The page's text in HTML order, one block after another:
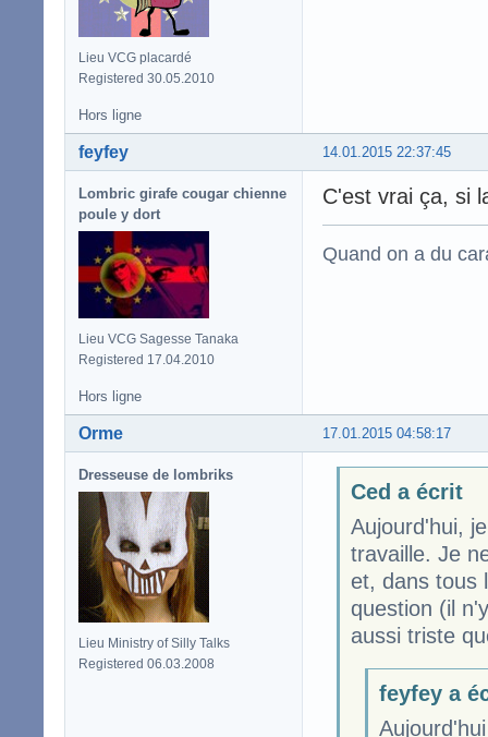
Lieu VCG placardé
Registered 30.05.2010
Hors ligne
14.01.2015 22:37:45
feyfey
Lombric girafe cougar chienne
poule y dort
Lieu VCG Sagesse Tanaka
Registered 17.04.2010
C'est vrai ça, si
Quand on a du
Hors ligne
17.01.2015 04:58:17
Orme
Dresseuse de lombriks
Lieu Ministry of Silly Talks
Registered 06.03.2008
Ced a écrit
Aujourd'hui,
travaille. Je
et, dans tous
question (il
aussi triste
feyfey a